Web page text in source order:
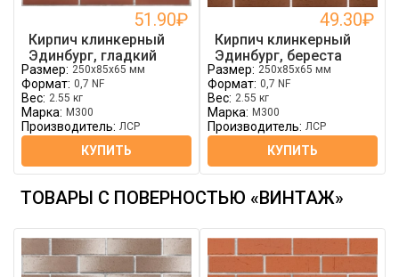
51.90₽
Кирпич клинкерный
Эдинбург, гладкий
Размер: 250x85x65 мм
Формат: 0,7 NF
Вес: 2.55 кг
Марка: М300
Производитель: ЛСР
КУПИТЬ
49.30₽
Кирпич клинкерный
Эдинбург, береста
Размер: 250x85x65 мм
Формат: 0,7 NF
Вес: 2.55 кг
Марка: М300
Производитель: ЛСР
КУПИТЬ
ТОВАРЫ С ПОВЕРНОСТЬЮ «ВИНТАЖ»